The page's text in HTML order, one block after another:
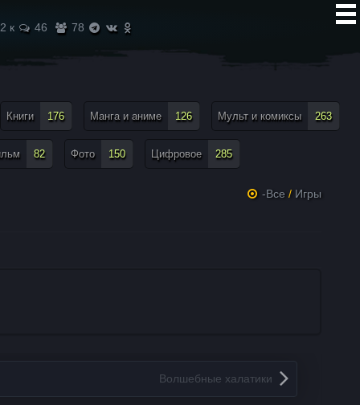
2 к 46 78
Книги 176 Манга и аниме 126 Мульт и комиксы 263
82 Фото 150 Цифровое 285
-Все / Игры
Волшебные халатики